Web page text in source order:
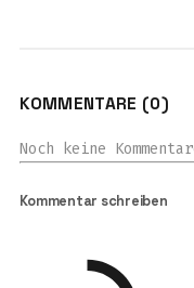
KOMMENTARE (0)
Noch keine
Kommentar schreiben